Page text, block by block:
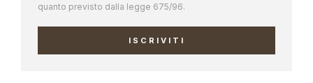
quanto previsto dalla legge 675/96.
ISCRIVITI